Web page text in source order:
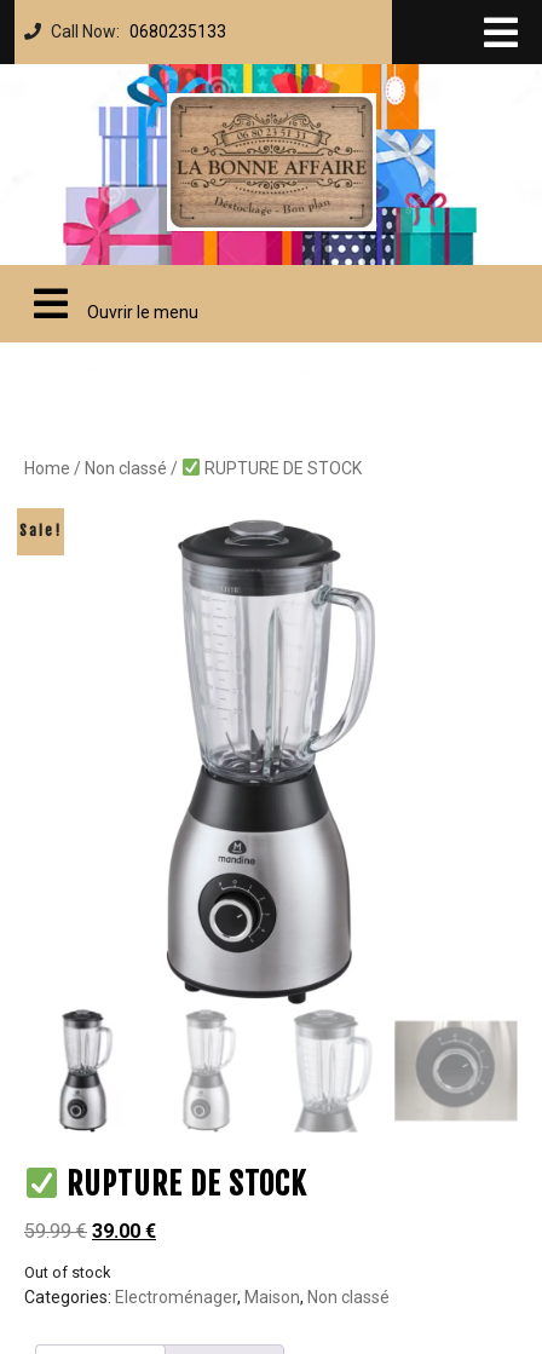
Call Now: 0680235133
Ouvrir le menu
Home / Non classé / RUPTURE DE STOCK
Sale!
RUPTURE DE STOCK
59.99€ 39.00 €
Out of stock
Categories: Electroménager, Maison, Non classé